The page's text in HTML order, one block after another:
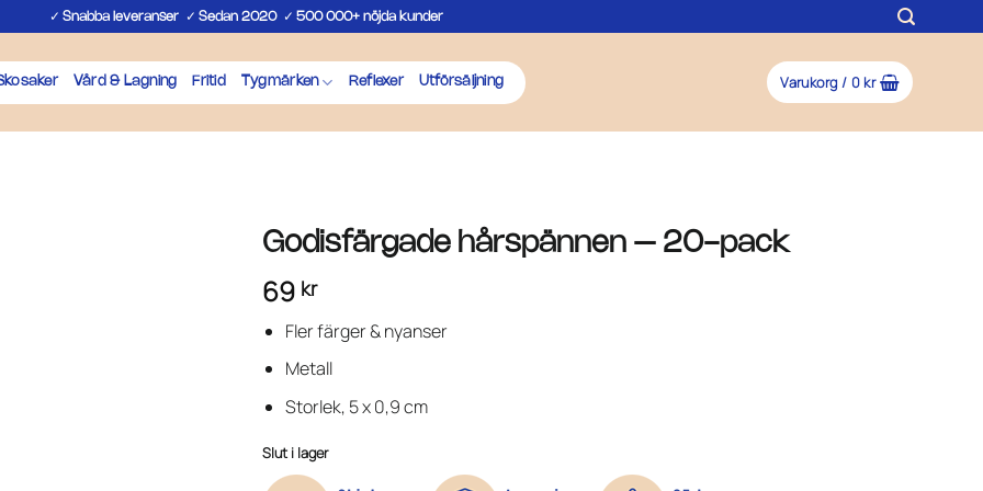
✓ Snabba leveranser✓ Sedan 2020✓ 500 000+ nöjda kunder
Vård & Lagning Fritid Tygmärken Reflexer Utförsäljning Varukorg / 0kr
Godisfärgade hårspännen – 20-pack
69 kr
Fler färger & nyanser
Metall
Storlek, 5 x 0,9 cm
Slut i lager